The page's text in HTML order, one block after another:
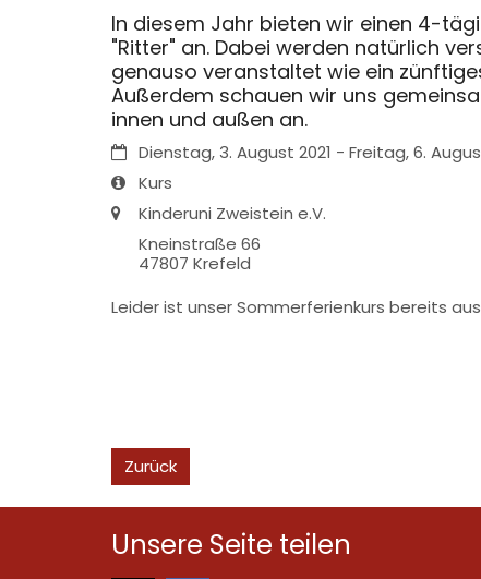
In diesem Jahr bieten wir einen 4-
"Ritter" an. Dabei werden natürlich
genauso veranstaltet wie ein
Außerdem schauen wir uns
innen und außen an.
Datum:Dienstag, 3. August 2021 - Freitag, 6.
Art bzw. Nummer:
Kurs
Ort:Kinderuni Zweistein e.V.
Kneinstraße 66
47807 Krefeld
Leider ist unser Sommerferienkurs bereits
Zurück
Unsere Seite teilen